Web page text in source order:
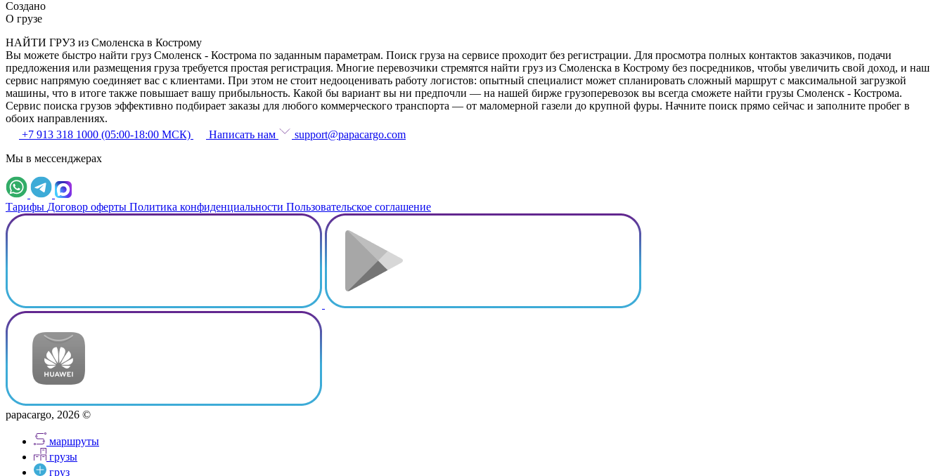
Создано
О грузе
НАЙТИ ГРУЗ из Смоленска в Кострому
Вы можете быстро найти груз Смоленск - Кострома по заданным параметрам. Поиск груза на сервисе проходит без регистрации. Для просмотра полных контактов заказчиков, подачи
предложения или размещения груза требуется простая регистрация. Многие перевозчики стремятся найти груз из Смоленска в Кострому без посредников, чтобы увеличить свой доход, и наш
сервис напрямую соединяет вас с клиентами. При этом не стоит недооценивать работу логистов: опытный специалист может спланировать сложный маршрут с максимальной загрузкой
машины, что в итоге также повышает вашу прибыльность. Какой бы вариант вы ни предпочли — на нашей бирже грузоперевозок вы всегда сможете найти грузы Смоленск - Кострома.
Сервис поиска грузов эффективно подбирает заказы для любого коммерческого транспорта — от маломерной газели до крупной фуры. Начните поиск прямо сейчас и заполните пробег в
обоих направлениях.
+7 913 318 1000 (05:00-18:00 МСК)
Написать нам
support@papacargo.com
Мы в мессенджерах
Тарифы Договор оферты Политика конфиденциальности Пользовательское соглашение
papacargo, 2026 ©
маршруты
грузы
груз